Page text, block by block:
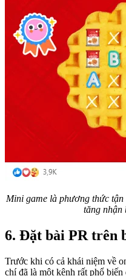
Mini game là phương thức
tăng nhận
6. Đặt bài PR trên
Trước khi có cả khái niệm về
chí đã là một kênh rất phổ